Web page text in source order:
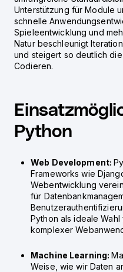
Unterstützung für Module
schnelle
Spieleentwicklung und
Natur beschleunigt
und steigert so deutlich
Codieren.
Python
Web Development:
Frameworks wie
Webentwicklung
für
Python als ideale
komplexer
Machine Learning:
Weise, wie wir Daten